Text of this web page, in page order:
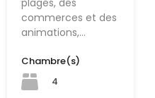
plages, des
commerces et des
animations,…
Chambre(s)
4